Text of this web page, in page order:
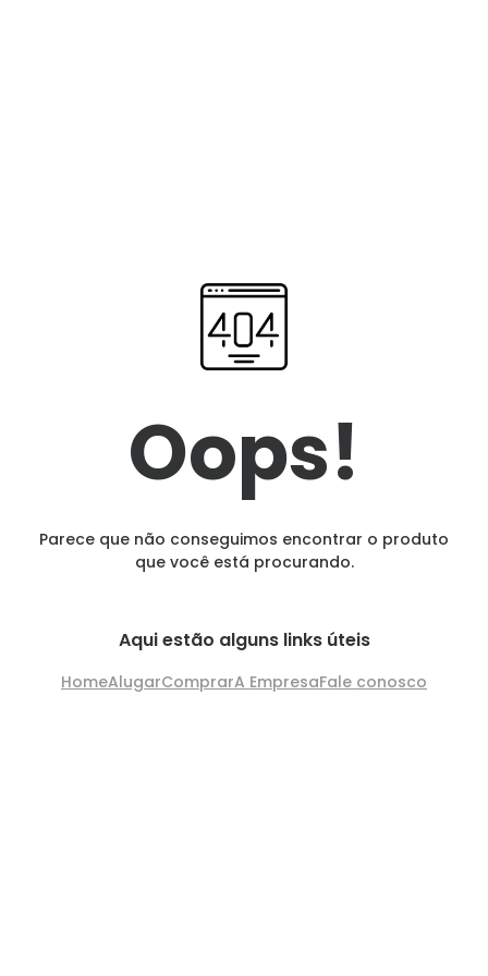
Oops!
Parece que não conseguimos encontrar o produto
que você está procurando.
Aqui estão alguns links úteis
HomeAlugarComprarA EmpresaFale conosco